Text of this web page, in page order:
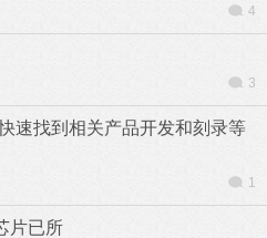
4
3
速找到相关产品开发和刻录等
1
片已所